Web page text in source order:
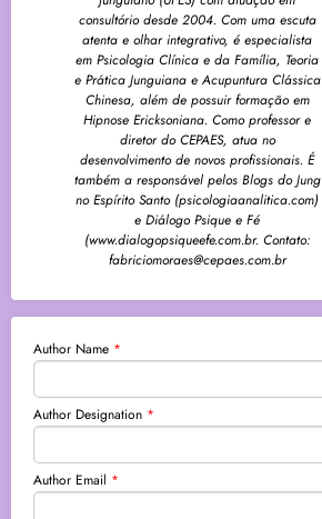
consultório desde 2004. Com uma escuta
atenta e olhar integrativo, é especialista
em Psicologia Clínica e da Família, Teoria
e Prática Junguiana e Acupuntura Clássica
Chinesa, além de possuir formação em
Hipnose Ericksoniana. Como professor e
diretor do CEPAES, atua no
desenvolvimento de novos profissionais. É
também a responsável pelos Blogs do Jung
no Espírito Santo (psicologiaanalitica.com)
e Diálogo Psique e Fé
(www.dialogopsiqueefe.com.br. Contato:
fabriciomoraes@cepaes.com.br
Author Name *
Author Designation *
Author Email *